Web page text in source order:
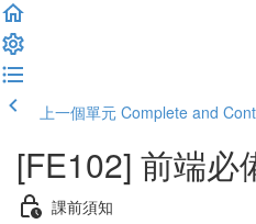
上一個單元 Complete and
[FE102] 前端必
課前須知